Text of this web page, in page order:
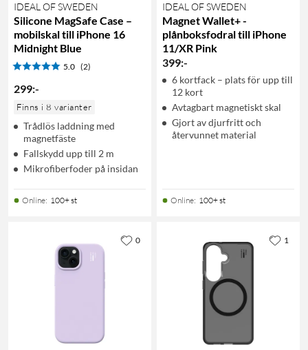
IDEAL OF SWEDEN
Silicone MagSafe Case –
mobilskal till iPhone 16
Midnight Blue
5.0 (2)
299:-
Finns i 8 varianter
Trådlös laddning med
magnetfäste
Fallskydd upp till 2 m
Mikrofiberfoder på insidan
Online: 100+ st
IDEAL OF SWEDEN
Magnet Wallet+ -
plånboksfodral till iPhone
11/XR Pink
399:-
6 kortfack – plats för upp till
12 kort
Avtagbart magnetiskt skal
Gjort av djurfritt och
återvunnet material
Online: 100+ st
0 1